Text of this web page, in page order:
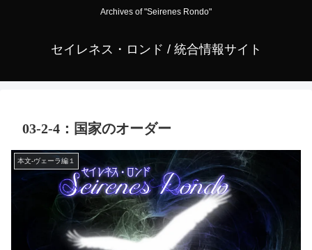
Archives of "Seirenes Rondo"
セイレネス・ロンド / 統合情報サイト
03-2-4：国家のオーダー
本文-ヴェーラ編１